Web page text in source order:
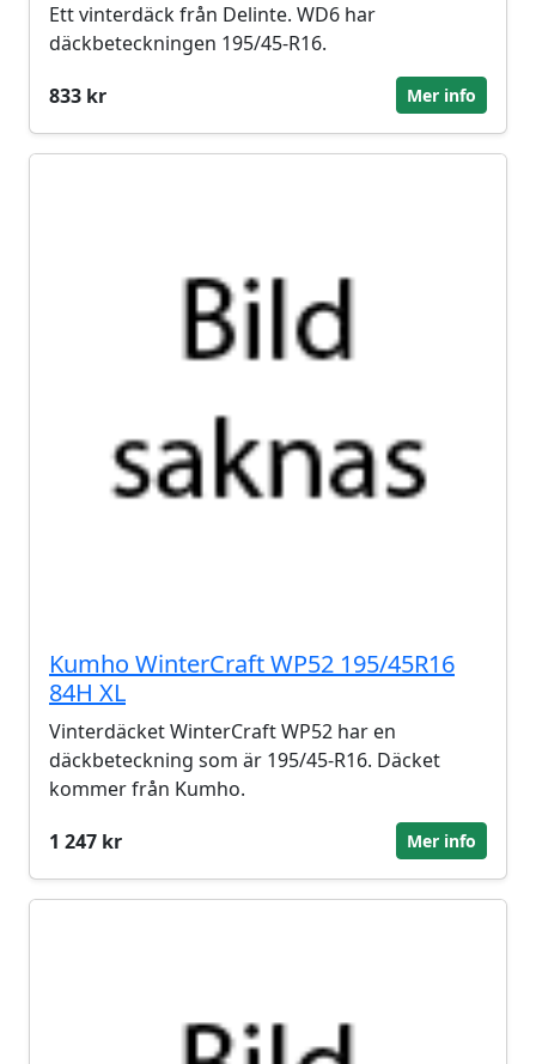
Ett vinterdäck från Delinte. WD6 har
däckbeteckningen 195/45-R16.
833 kr
Mer info
Kumho WinterCraft WP52 195/45R16
84H XL
Vinterdäcket WinterCraft WP52 har en
däckbeteckning som är 195/45-R16. Däcket
kommer från Kumho.
1 247 kr
Mer info